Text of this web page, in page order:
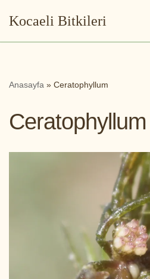
Kocaeli Bitkileri
Anasayfa » Ceratophyllum
Ceratophyllum